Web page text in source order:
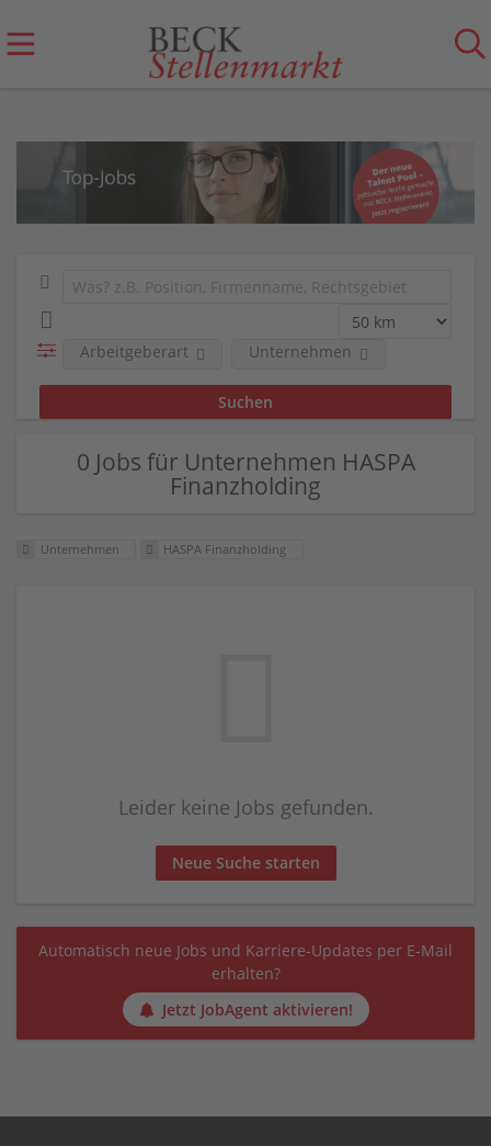
Arbeitgeberart Unternehmen
0 Jobs für Unternehmen HASPA
Finanzholding
Unternehmen HASPA Finanzholding
Leider keine Jobs gefunden.
Neue Suche starten
Automatisch neue Jobs und Karriere-Updates per E-Mail
erhalten?
Jetzt JobAgent aktivieren!